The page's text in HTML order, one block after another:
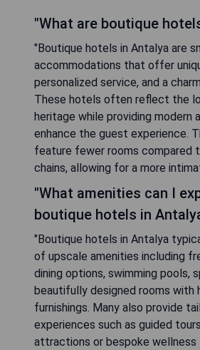
"What are boutique
"Boutique hotels in Antalya are
accommodations that offer
personalized service, and a
These hotels often reflect the
heritage while providing modern
enhance the guest experience.
feature fewer rooms compared
chains, allowing for a more
"What amenities can I
boutique hotels in
"Boutique hotels in Antalya
of upscale amenities including
dining options, swimming pools,
beautifully designed rooms with
furnishings. Many also provide
experiences such as guided
attractions or bespoke